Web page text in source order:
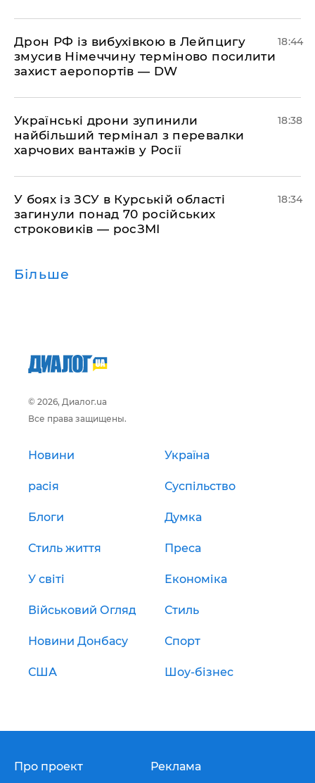
​Дрон РФ із вибухівкою в Лейпцигу
змусив Німеччину терміново посилити
захист аеропортів — DW
18:44
​Українські дрони зупинили
найбільший термінал з перевалки
харчових вантажів у Росії
18:38
​У боях із ЗСУ в Курській області
загинули понад 70 російських
строковиків — росЗМІ
18:34
Більше
© 2026, Диалог.ua
Все права защищены.
Новини Україна
расія Суспільство
Блоги Думка
Стиль життя Преса
У світі Економіка
Військовий Огляд Стиль
Новини Донбасу Спорт
США Шоу-бізнес
Про проект Реклама